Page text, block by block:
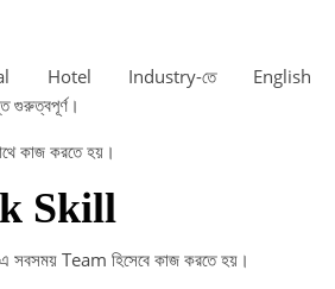
Hotel Industry-তে English
কাজ করতে হয়।
Skill
Team হিসেবে কাজ করতে হয়।